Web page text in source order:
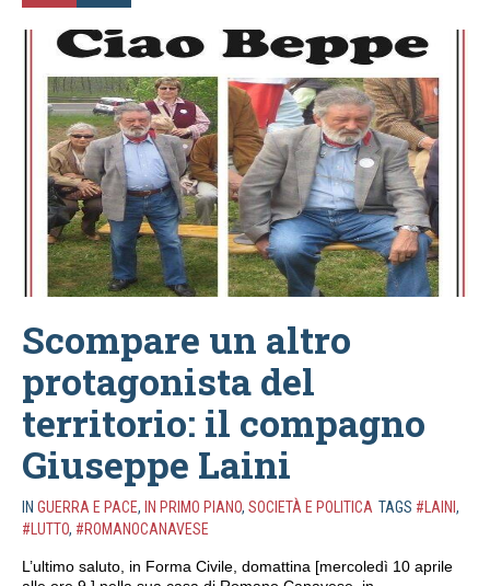
Scompare un altro
protagonista del
territorio: il compagno
Giuseppe Laini
IN GUERRA E PACE, IN PRIMO PIANO, SOCIETÀ E POLITICA TAGS #LAINI ,
#LUTTO, #ROMANOCANAVESE
L’ultimo saluto, in Forma Civile, domattina [mercoledì 10 aprile